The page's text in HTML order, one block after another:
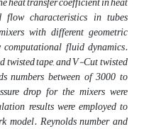
characteristics in tubes
with different geometric
computational fluid dynamics.
twisted tape, and V-Cut twisted
numbers between of 3000 to
drop for the mixers were
results were employed to
Reynolds number and